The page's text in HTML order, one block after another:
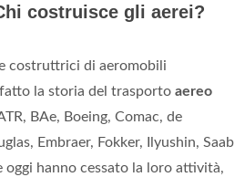
costruisce gli aerei?
costruttrici di aeromobili
la storia del trasporto aereo
BAe, Boeing, Comac, de
Embraer, Fokker, Ilyushin, Saab
oggi hanno cessato la loro attività,